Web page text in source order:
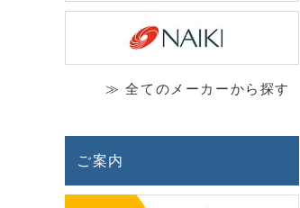
≫ 全てのメーカーから探す
ご案内